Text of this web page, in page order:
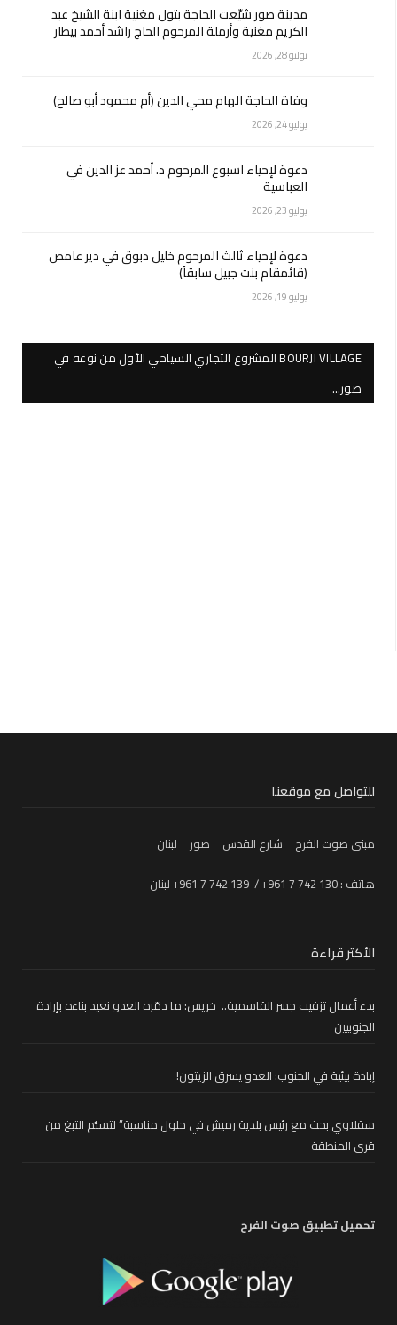
مدينة صور شيّعت الحاجة بتول مغنية ابنة الشيخ عبد
الكريم مغنية وأرملة المرحوم الحاج راشد أحمد بيطار
يوليو 28, 2026
وفاة الحاجة الهام محي الدين (أم محمود أبو صالح)
يوليو 24, 2026
دعوة لإحياء اسبوع المرحوم د. أحمد عز الدين في
العباسية
يوليو 23, 2026
دعوة لإحياء ثالث المرحوم خليل دبوق في دير عامص
(قائمقام بنت جبيل سابقاً)
يوليو 19, 2026
BOURJI VILLAGE المشروع التجاري السياحي الأول من نوعه في
صور…
للتواصل مع موقعنا
مبنى صوت الفرح – شارع القدس – صور – لبنان
هاتف : 130 742 7 961+ / 139 742 7 961+ لبنان
الأكثر قراءة
بدء أعمال تزفيت جسر القاسمية.. خريس: ما دمّره العدو نعيد بناءه بإرادة
الجنوبيين
إبادة بيئية في الجنوب: العدو يسرق الزيتون!
سقلاوي بحث مع رئيس بلدية رميش في حلول مناسبة” لتسلُّم التبغ من
قرى المنطقة
تحميل تطبيق صوت الفرح